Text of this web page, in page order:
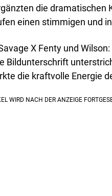
die dramatischen
einen stimmigen und
X Fenty und
Bildunterschrift
die kraftvolle Energie